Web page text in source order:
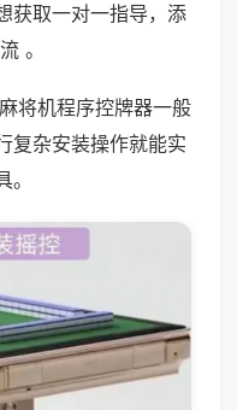
获取一对一指导，添
。
将机程序控牌器一般
复杂安装操作就能实